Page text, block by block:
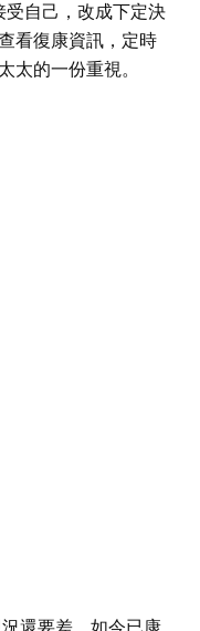
受自己，改成下定決
看復康資訊，定時
太的一份重視。
還要差，如今已康